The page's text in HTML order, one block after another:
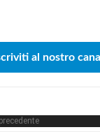
al nostro